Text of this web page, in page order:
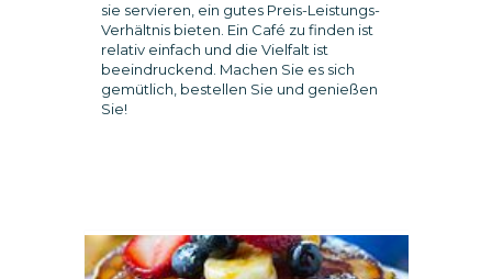
sie servieren, ein gutes Preis-Leistungs-
Verhältnis bieten. Ein Café zu finden ist
relativ einfach und die Vielfalt ist
beeindruckend. Machen Sie es sich
gemütlich, bestellen Sie und genießen
Sie!